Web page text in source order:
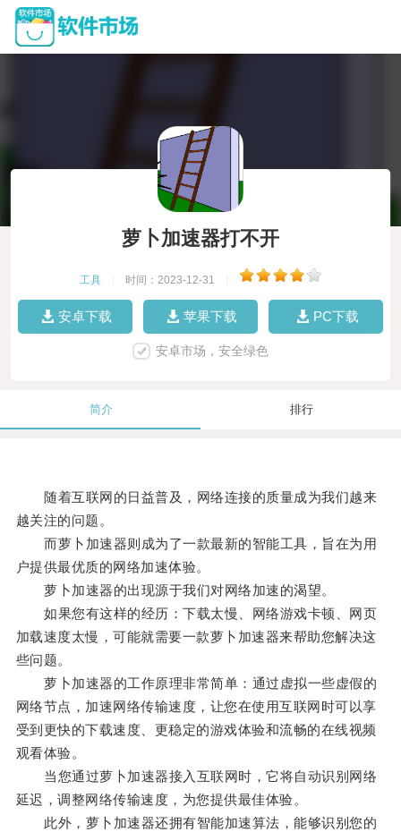
萝卜加速器打不开
工具 时间：2023-12-31
安卓下载 苹果下载 PC下载
安卓市场，安全绿色
简介 排行
随着互联网的日益普及，网络连接的质量成为我们越来
越关注的问题。
而萝卜加速器则成为了一款最新的智能工具，旨在为用
户提供最优质的网络加速体验。
萝卜加速器的出现源于我们对网络加速的渴望。
如果您有这样的经历：下载太慢、网络游戏卡顿、网页
加载速度太慢，可能就需要一款萝卜加速器来帮助您解决这
些问题。
萝卜加速器的工作原理非常简单：通过虚拟一些虚假的
网络节点，加速网络传输速度，让您在使用互联网时可以享
受到更快的下载速度、更稳定的游戏体验和流畅的在线视频
观看体验。
当您通过萝卜加速器接入互联网时，它将自动识别网络
延迟，调整网络传输速度，为您提供最佳体验。
此外，萝卜加速器还拥有智能加速算法，能够识别您的